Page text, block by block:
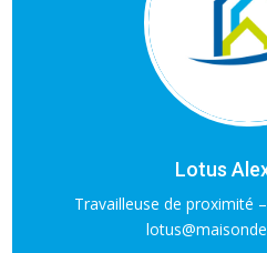
Lotus
Travailleuse de proximité